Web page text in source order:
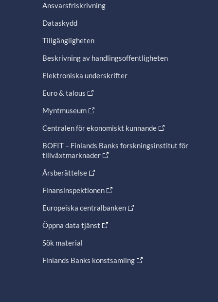
Ansvarsfriskrivning
Dataskydd
Tillgängligheten
Beskrivning av handlingsoffentligheten
Elektroniska underskrifter
Euro & talous
Myntmuseum
Centralen för ekonomiskt kunnande
BOFIT – Finlands Banks forskningsinstitut för
tillväxtmarknader
Årsberättelse
Finansinspektionen
Europeiska centralbanken
Öppna data tjänst
Sök material
Finlands Banks konstsamling